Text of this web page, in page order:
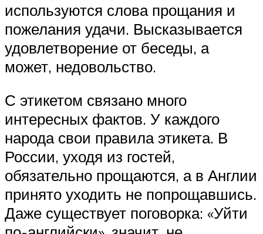
используются слова прощания и
пожелания удачи. Высказывается
удовлетворение от беседы, а
может, недовольство.
С этикетом связано много
интересных фактов. У каждого
народа свои правила этикета. В
России, уходя из гостей,
обязательно прощаются, а в Англии
принято уходить не попрощавшись.
Даже существует поговорка: «Уйти